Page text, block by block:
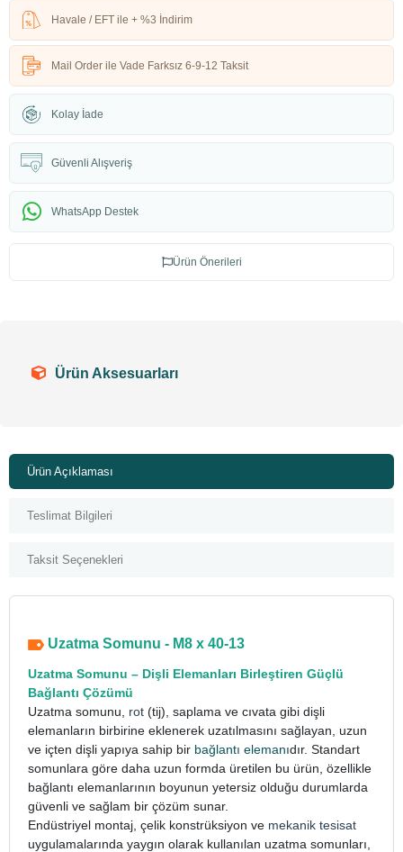
Havale / EFT ile + %3 İndirim
Mail Order ile Vade Farksız 6-9-12 Taksit
Kolay İade
Güvenli Alışveriş
WhatsApp Destek
Ürün Önerileri
Ürün Aksesuarları
Ürün Açıklaması
Teslimat Bilgileri
Taksit Seçenekleri
Uzatma Somunu - M8 x 40-13
Uzatma Somunu – Dişli Elemanları Birleştiren Güçlü
Bağlantı Çözümü
Uzatma somunu,
rot (tij), saplama ve cıvata gibi dişli
elemanların birbirine eklenerek uzatılmasını sağlayan, uzun
ve içten dişli yapıya sahip bir bağlantı elemanıdır. Standart
somunlara göre daha uzun formda üretilen bu ürün, özellikle
bağlantı elemanlarının boyunun yetersiz olduğu durumlarda
güvenli ve sağlam bir çözüm sunar.
Endüstriyel montaj, çelik konstrüksiyon ve mekanik tesisat
uygulamalarında yaygın olarak kullanılan uzatma somunları,